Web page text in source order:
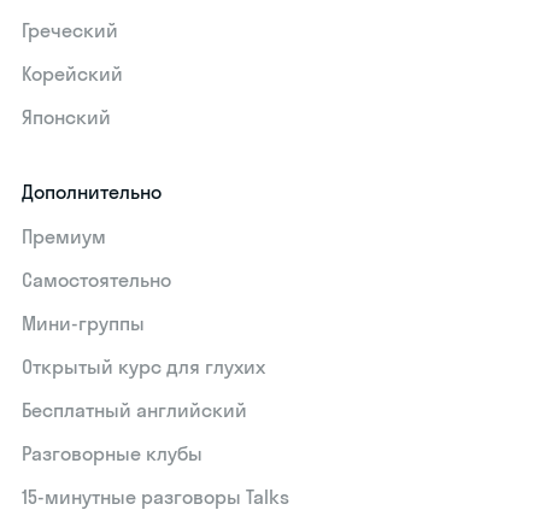
Греческий
Корейский
Японский
Дополнительно
Премиум
Самостоятельно
Мини-группы
Открытый курс для глухих
Бесплатный английский
Разговорные клубы
15‑минутные разговоры Talks